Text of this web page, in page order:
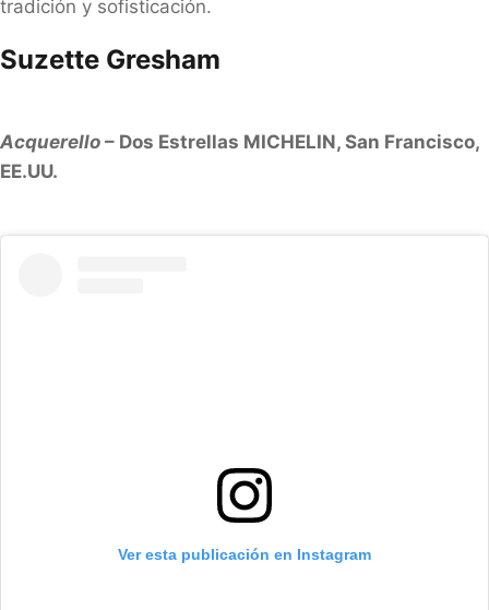
tradición y sofisticación.
Suzette Gresham
Acquerello – Dos Estrellas MICHELIN, San Francisco,
EE.UU.
Ver esta publicación en Instagram